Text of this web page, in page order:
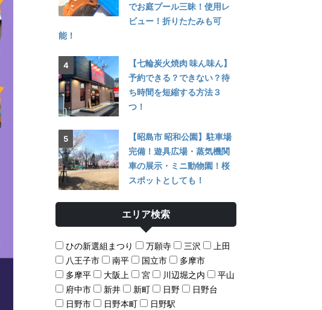
でお庭プール三昧！使用レ
ビュー！折りたたみも可
能！
【七輪炭火焼肉 味ん味ん】
予約できる？できない？待
ち時間を短縮する方法３
つ！
【昭島市 昭和公園】駐車場
完備！遊具広場・蒸気機関
車の展示・ミニ動物園！桜
スポットとしても！
エリア検索
ひの新選組まつり 万願寺 三沢
上田
八王子市
南平 国立市
多摩市
多摩平
大阪上 宮 川辺堀之内
平山
府中市
新井 新町 日野
日野台
日野市
日野本町
日野駅